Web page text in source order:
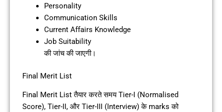
Personality
Communication Skills
Current Affairs Knowledge
Job Suitability
की जांच की जाएगी।
Final Merit List
Final Merit List तैयार करते समय Tier-I (Normalised
Score), Tier-II, और Tier-III (Interview) के marks को